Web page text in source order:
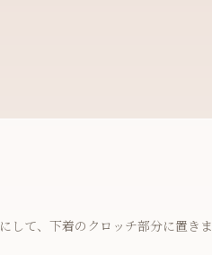
して、下着のクロッチ部分に置きま